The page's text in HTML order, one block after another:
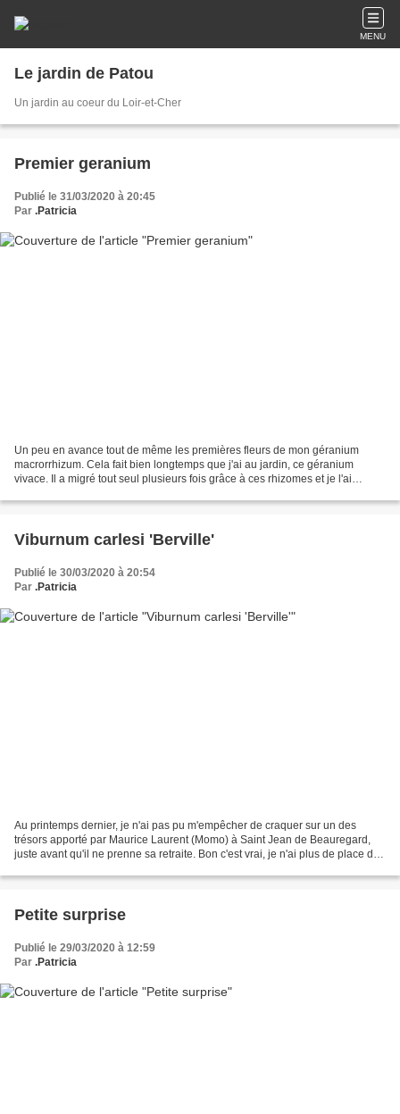
MENU
Le jardin de Patou
Un jardin au coeur du Loir-et-Cher
Premier geranium
Publié le 31/03/2020 à 20:45
Par .Patricia
Un peu en avance tout de même les premières fleurs de mon géranium
macrorrhizum. Cela fait bien longtemps que j'ai au jardin, ce géranium
vivace. Il a migré tout seul plusieurs fois grâce à ces rhizomes et je l'ai
Viburnum carlesi 'Berville'
Publié le 30/03/2020 à 20:54
Par .Patricia
Au printemps dernier, je n'ai pas pu m'empêcher de craquer sur un des
trésors apporté par Maurice Laurent (Momo) à Saint Jean de Beauregard,
juste avant qu'il ne prenne sa retraite. Bon c'est vrai, je n'ai plus de place du
Petite surprise
Publié le 29/03/2020 à 12:59
Par .Patricia